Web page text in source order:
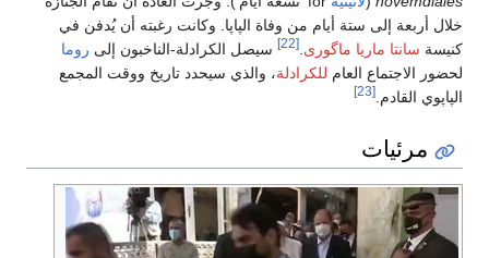
خلال أربعة إلى ستة أيام من وفاة الپاپا. وكانت رغبته أن يُدفن في
كنيسة سانتا ماريا ماگورى [22] سيصل الكرادلة-الناخبون إلى روما
لحضور الاجتماع العام للكرادلة، والذي سيحدد تاريخ ووقت المجمع
الپاپوي القادم. [23]
مرئيات